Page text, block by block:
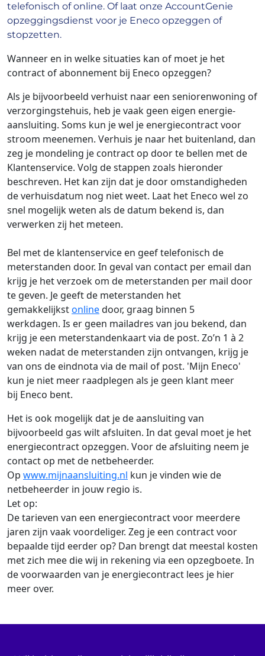
telefonisch of online. Of laat onze AccountGenie
opzeggingsdienst voor je Eneco opzeggen of
stopzetten.
Wanneer en in welke situaties kan of moet je het
contract of abonnement bij Eneco opzeggen?
Als je bijvoorbeeld verhuist naar een seniorenwoning of
verzorgingstehuis, heb je vaak geen eigen energie-
aansluiting. Soms kun je wel je energiecontract voor
stroom meenemen. Verhuis je naar het buitenland, dan
zeg je mondeling je contract op door te bellen met de
Klantenservice. Volg de stappen zoals hieronder
beschreven. Het kan zijn dat je door omstandigheden
de verhuisdatum nog niet weet. Laat het Eneco wel zo
snel mogelijk weten als de datum bekend is, dan
verwerken zij het meteen.
Bel met de klantenservice en geef telefonisch de
meterstanden door. In geval van contact per email dan
krijg je het verzoek om de meterstanden per mail door
te geven. Je geeft de meterstanden het
gemakkelijkstonlinedoor, graag binnen 5
werkdagen. Is er geen mailadres van jou bekend, dan
krijg je een meterstandenkaart via de post. Zo’n 1 à 2
weken nadat de meterstanden zijn ontvangen, krijg je
van ons de eindnota via de mail of post. 'Mijn Eneco'
kun je niet meer raadplegen als je geen klant meer
bij Eneco bent.
Het is ook mogelijk dat je de aansluiting van
bijvoorbeeld gas wilt afsluiten. In dat geval moet je het
energiecontract opzeggen. Voor de afsluiting neem je
contact op met de netbeheerder.
Op www.mijnaansluiting.nl kun je vinden wie de
netbeheerder in jouw regio is.
Let op:
De tarieven van een energiecontract voor meerdere
jaren zijn vaak voordeliger. Zeg je een contract voor
bepaalde tijd eerder op? Dan brengt dat meestal kosten
met zich mee die wij in rekening via een opzegboete. In
de voorwaarden van je energiecontract lees je hier
meer over.